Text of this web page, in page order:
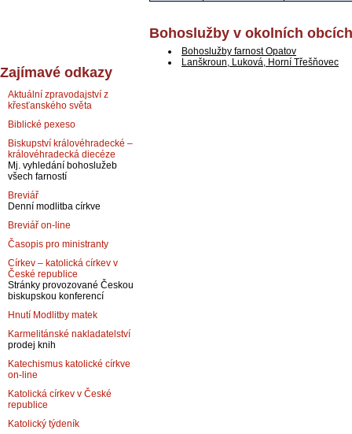
Bohoslužby v okolních obcích
Bohoslužby farnost Opatov
Lanškroun, Luková, Horní Třešňovec
Zajímavé odkazy
Aktuální zpravodajství z
křesťanského světa
Biblické pexeso
Biskupství královéhradecké –
královéhradecká diecéze
Mj. vyhledání bohoslužeb
všech farností
Breviář
Denní modlitba církve
Breviář on-line
Časopis pro ministranty
Církev – katolická církev v
České republice
Stránky provozované Českou
biskupskou konferencí
Hnutí Modlitby matek
Karmelitánské nakladatelství
prodej knih
Katechismus katolické církve
on-line
Katolická církev v České
republice
Katolický týdeník